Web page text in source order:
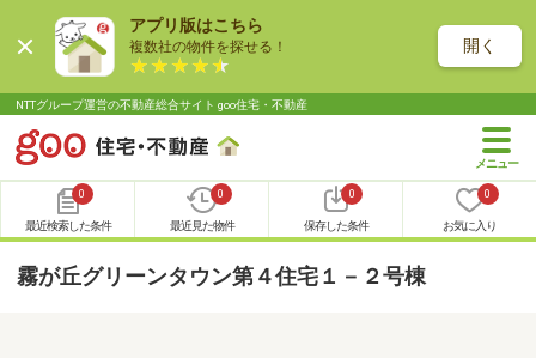
アプリ版はこちら
複数社の物件を探せる！ 開く
NTTグループ運営の不動産総合サイト goo住宅・不動産
0
最近検索した条件
0
最近見た物件
0
保存した条件
0
お気に入り
霧が丘グリーンタウン第４住宅１－２号棟